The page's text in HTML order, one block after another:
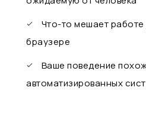
Что-то мешает
браузере
Ваше поведение
автоматизированных